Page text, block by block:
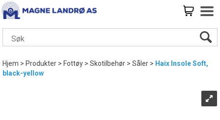
Hjem>Produkter>Fottøy>Skotilbehør>Såler> Haix Insole Soft,
black-yellow